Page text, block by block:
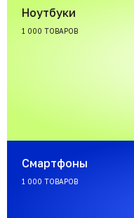
Ноутбуки
1 000 ТОВАРОВ
Смартфоны
1 000 ТОВАРОВ